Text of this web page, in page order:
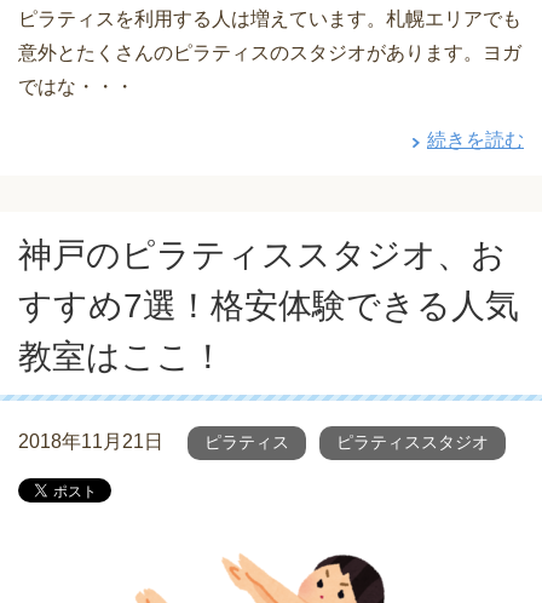
ピラティスを利用する人は増えています。札幌エリアでも
意外とたくさんのピラティスのスタジオがあります。ヨガ
ではな・・・
続きを読む
神戸のピラティススタジオ、お
すすめ7選！格安体験できる人気
教室はここ！
2018年11月21日 ピラティス ピラティススタジオ